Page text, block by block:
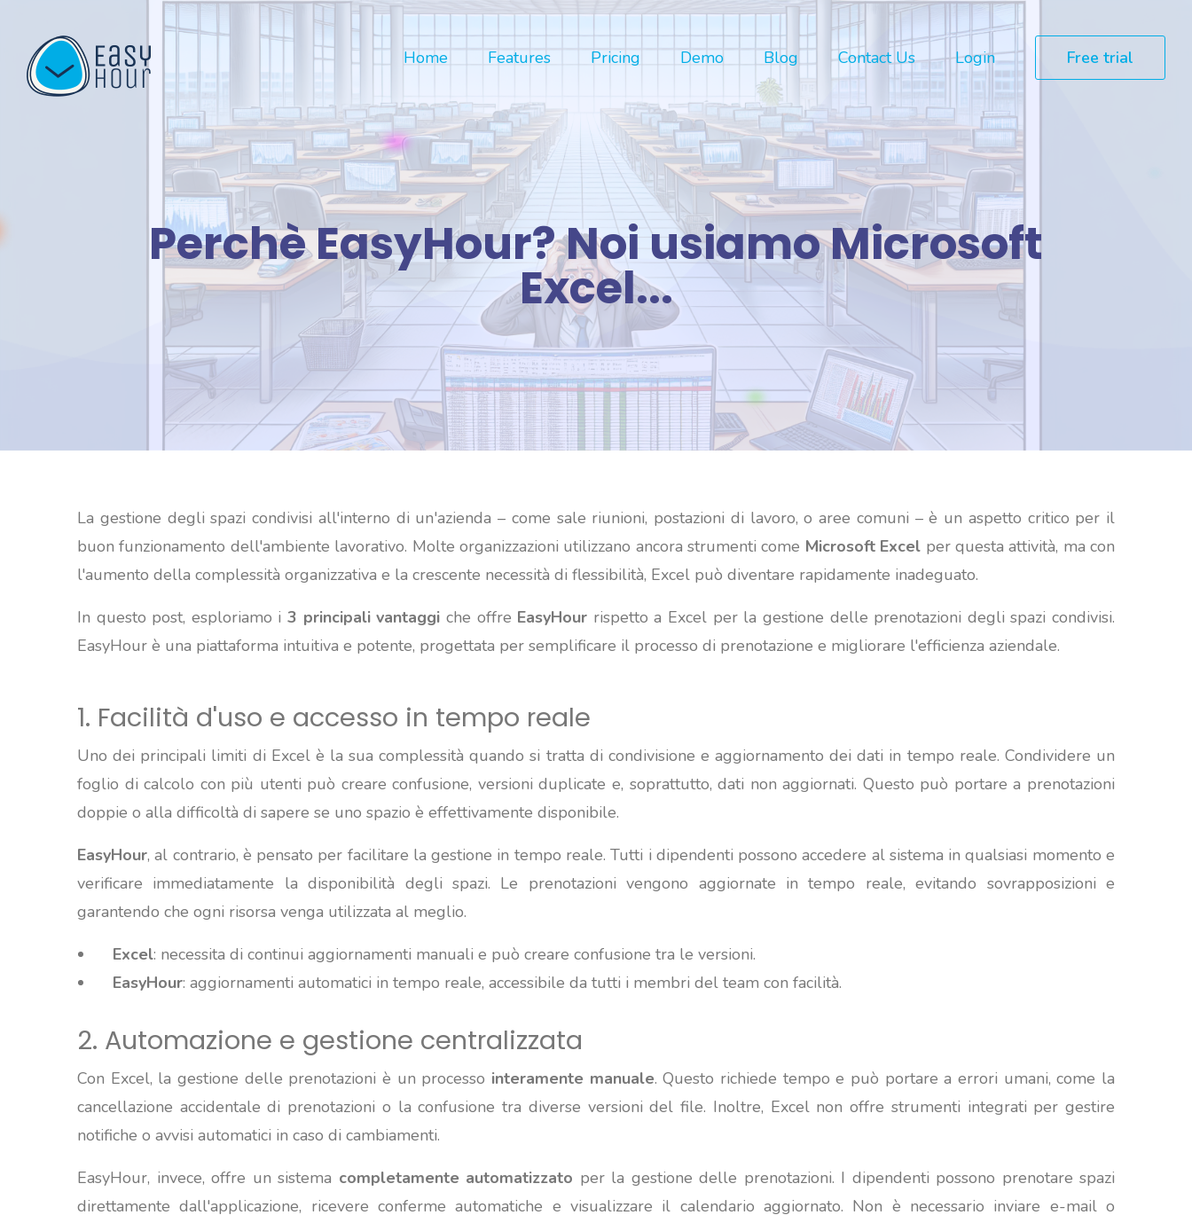
Home Features Pricing Demo Blog Contact Us Login Free trial
Perchè EasyHour? Noi usiamo Microsoft
Excel...
La gestione degli spazi condivisi all'interno di un'azienda – come sale riunioni, postazioni di lavoro, o aree comuni – è un aspetto critico per il
buon funzionamento dell'ambiente lavorativo. Molte organizzazioni utilizzano ancora strumenti come Microsoft Excel per questa attività, ma con
l'aumento della complessità organizzativa e la crescente necessità di flessibilità, Excel può diventare rapidamente inadeguato.
In questo post, esploriamo i3 principali vantaggi che offre EasyHour rispetto a Excel per la gestione delle prenotazioni degli spazi condivisi.
EasyHour è una piattaforma intuitiva e potente, progettata per semplificare il processo di prenotazione e migliorare l'efficienza aziendale.
1. Facilità d'uso e accesso in tempo reale
Uno dei principali limiti di Excel è la sua complessità quando si tratta di condivisione e aggiornamento dei dati in tempo reale. Condividere un
foglio di calcolo con più utenti può creare confusione, versioni duplicate e, soprattutto, dati non aggiornati. Questo può portare a prenotazioni
doppie o alla difficoltà di sapere se uno spazio è effettivamente disponibile.
EasyHour, al contrario, è pensato per facilitare la gestione in tempo reale. Tutti i dipendenti possono accedere al sistema in qualsiasi momento e
verificare immediatamente la disponibilità degli spazi. Le prenotazioni vengono aggiornate in tempo reale, evitando sovrapposizioni e
garantendo che ogni risorsa venga utilizzata al meglio.
Excel: necessita di continui aggiornamenti manuali e può creare confusione tra le versioni.
EasyHour: aggiornamenti automatici in tempo reale, accessibile da tutti i membri del team con facilità.
2. Automazione e gestione centralizzata
Con Excel, la gestione delle prenotazioni è un processo interamente manuale. Questo richiede tempo e può portare a errori umani, come la
cancellazione accidentale di prenotazioni o la confusione tra diverse versioni del file. Inoltre, Excel non offre strumenti integrati per gestire
notifiche o avvisi automatici in caso di cambiamenti.
EasyHour, invece, offre un sistema completamente automatizzato per la gestione delle prenotazioni. I dipendenti possono prenotare spazi
direttamente dall'applicazione, ricevere conferme automatiche e visualizzare il calendario aggiornato. Non è necessario inviare e-mail o